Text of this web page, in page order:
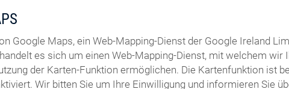
Google Maps, ein Web-Mapping-Dienst der Google Ireland
es sich um einen Web-Mapping-Dienst, mit welchem
der Karten-Funktion ermöglichen. Die Kartenfunktion ist
Wir bitten Sie um Ihre Einwilligung und informieren Sie